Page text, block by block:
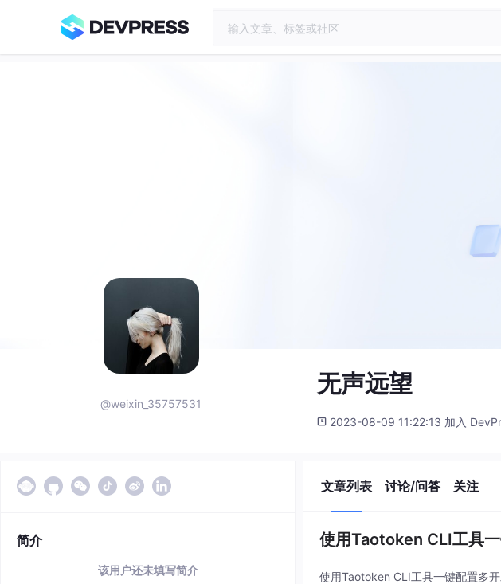
@weixin_35757531
无声远望
2023-08-09 11:22:13 加入
简介
该用户还未填写简介
文章列表 讨论/问答 关注
使用Taotoken CLI工具
使用Taotoken CLI工具一键配置多